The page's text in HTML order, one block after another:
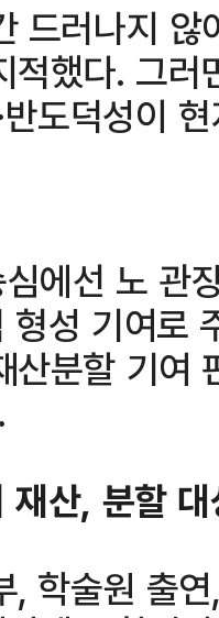
드러나지
적했다. 그
반도덕성이
에선 노 관
성 기여로
산분할 기여
재산, 분할
, 학술원 출